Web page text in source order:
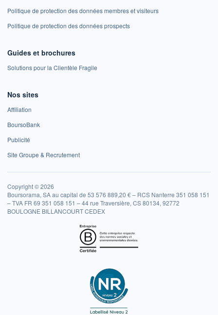
Politique de protection des données membres et visiteurs
Politique de protection des données prospects
Guides et brochures
Solutions pour la Clientèle Fragile
Nos sites
Affiliation
BoursoBank
Publicité
Site Groupe & Recrutement
Copyright © 2026
Boursorama, SA au capital de 53 576 889,20 € – RCS Nanterre 351 058 151
– TVA FR 69 351 058 151 – 44 rue Traversière, CS 80134, 92772
BOULOGNE BILLANCOURT CEDEX